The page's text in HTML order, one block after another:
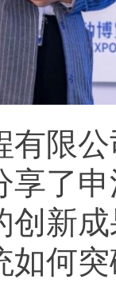
限公
享了
创新
如何